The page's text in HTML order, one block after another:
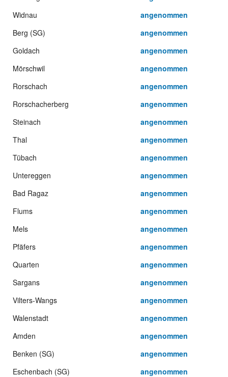
Widnau
angenommen
Berg (SG)
angenommen
Goldach
angenommen
Mörschwil
angenommen
Rorschach
angenommen
Rorschacherberg
angenommen
Steinach
angenommen
Thal
angenommen
Tübach
angenommen
Untereggen
angenommen
Bad Ragaz
angenommen
Flums
angenommen
Mels
angenommen
Pfäfers
angenommen
Quarten
angenommen
Sargans
angenommen
Vilters-Wangs
angenommen
Walenstadt
angenommen
Amden
angenommen
Benken (SG)
angenommen
Eschenbach (SG)
angenommen